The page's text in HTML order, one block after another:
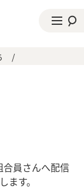
/
合員さんへ配信
ます。